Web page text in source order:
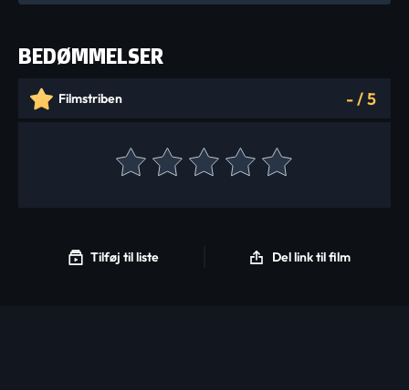
BEDØMMELSER
Filmstriben -/5
Tilføj til liste Del link til film